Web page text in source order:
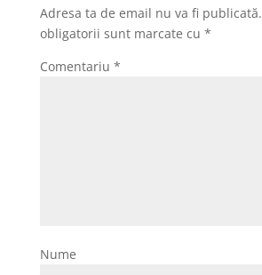
Adresa ta de email nu va fi publicată.
obligatorii sunt marcate cu *
Comentariu *
Nume